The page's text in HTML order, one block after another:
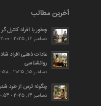
آخرین مطالب
چطور با افراد کنترل گر
دسامبر 16, 2025 - 12:00 ب.ظ
عادات ذهنی افراد
روانشناسی
دسامبر 15, 2025 - 10:58 ب.ظ
چگونه ترس از طرد
دسامبر 14, 2025 - 10:54 ب.ظ